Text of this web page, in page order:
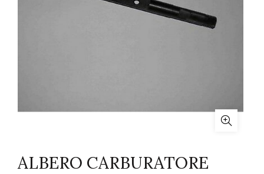
ALBERO CARBURATORE